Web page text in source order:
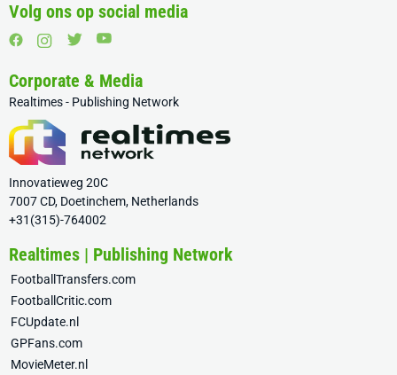
Volg ons op social media
Corporate & Media
Realtimes - Publishing Network
Innovatieweg 20C
7007 CD, Doetinchem, Netherlands
+31(315)-764002
Realtimes | Publishing Network
FootballTransfers.com
FootballCritic.com
FCUpdate.nl
GPFans.com
MovieMeter.nl